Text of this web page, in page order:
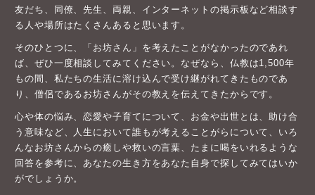
友だち、同僚、先生、両親、インターネットの掲示板など相談す
る人や場所はたくさんあると思います。
そのひとつに、「お坊さん」を考えたことがなかったのであれ
ば、ぜひ一度相談してみてください。なぜなら、仏教は1,500年
もの間、私たちの生活に溶け込んで受け継がれてきたものであ
り、僧侶であるお坊さんがその教えを伝えてきたからです。
心や体の悩み、恋愛や子育てについて、お金や出世とは、助け合
う意味など、人生において誰もが考えることがらについて、いろ
んなお坊さんからの癒しや救いの言葉、たまに喝をいれるような
回答を参考に、あなたの生き方をあなた自身で探してみてはいか
がでしょうか。